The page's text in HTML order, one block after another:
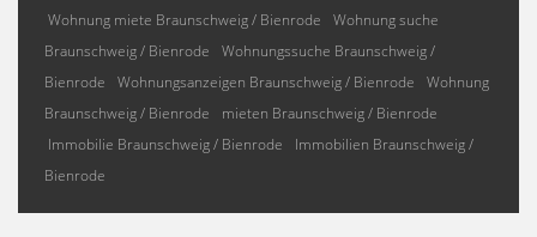
Wohnung miete Braunschweig / Bienrode
Wohnung suche
Braunschweig / Bienrode
Wohnungssuche Braunschweig /
Bienrode
Wohnungsanzeigen Braunschweig / Bienrode
Wohnung
Braunschweig / Bienrode
mieten Braunschweig / Bienrode
Immobilie Braunschweig / Bienrode
Immobilien Braunschweig /
Bienrode